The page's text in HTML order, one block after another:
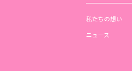
私たちの想い
ニュース